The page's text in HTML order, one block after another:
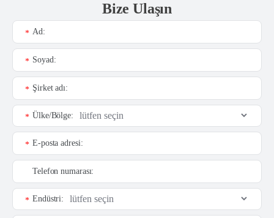
Bize Ulaşın
Ad:
*
Soyad:
*
Şirket adı:
*
Ülke/Bölge:
*
E-posta adresi:
*
Telefon numarası:
Endüstri:
*